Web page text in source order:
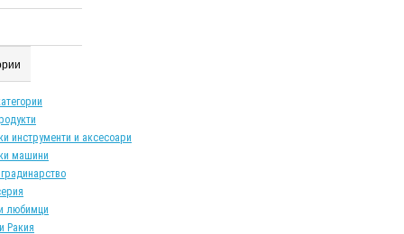
инструменти и аксесоари
машини
любимци
Ракия